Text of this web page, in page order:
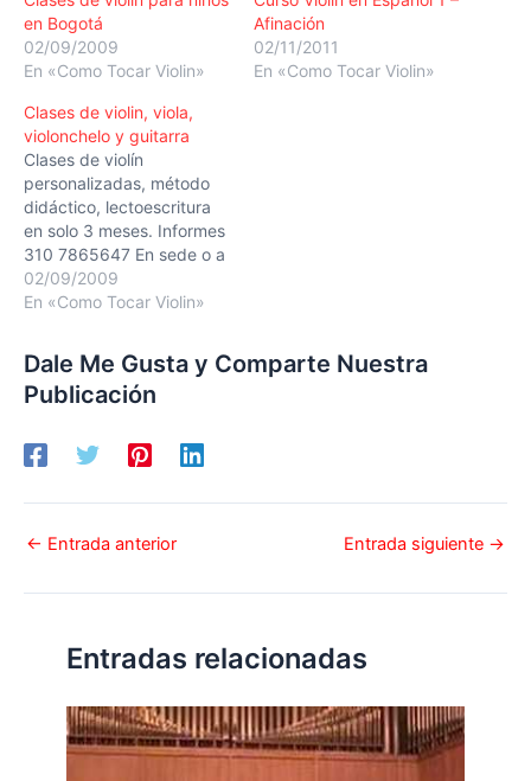
en Bogotá
02/09/2009
En «Como Tocar Violin»
Afinación
02/11/2011
En «Como Tocar Violin»
Clases de violin, viola,
violonchelo y guitarra
Clases de violín
personalizadas, método
didáctico, lectoescritura
en solo 3 meses. Informes
310 7865647 En sede o a
domicilio. Long long ago
variation spicatto
02/09/2009
En «Como Tocar Violin»
Dale Me Gusta y Comparte Nuestra
Publicación
← Entrada anterior Entrada siguiente →
Entradas relacionadas